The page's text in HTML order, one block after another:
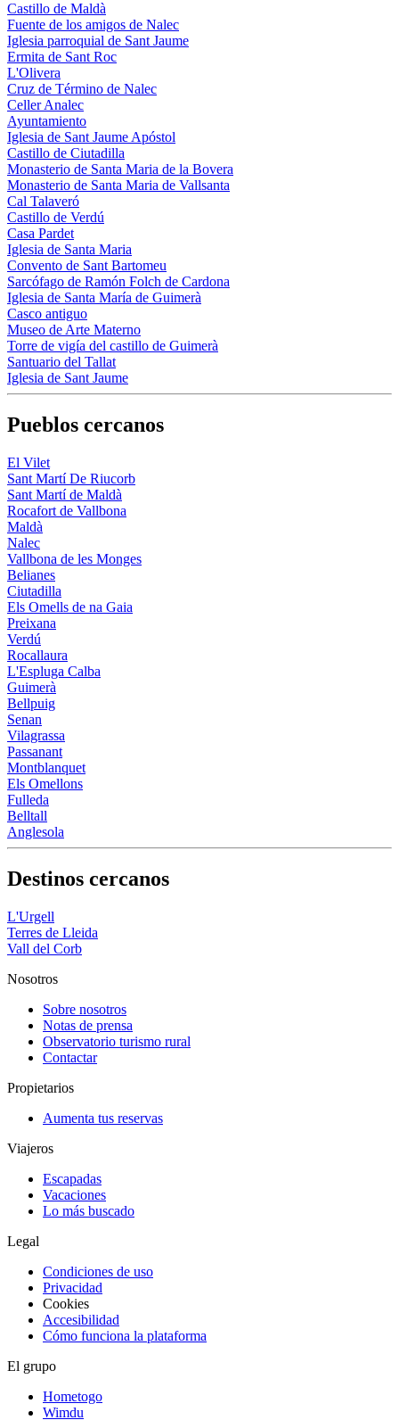
Castillo de Maldà
Fuente de los amigos de Nalec
Iglesia parroquial de Sant Jaume
Ermita de Sant Roc
L'Olivera
Cruz de Término de Nalec
Celler Analec
Ayuntamiento
Iglesia de Sant Jaume Apóstol
Castillo de Ciutadilla
Monasterio de Santa Maria de la Bovera
Monasterio de Santa Maria de Vallsanta
Cal Talaveró
Castillo de Verdú
Casa Pardet
Iglesia de Santa Maria
Convento de Sant Bartomeu
Sarcófago de Ramón Folch de Cardona
Iglesia de Santa María de Guimerà
Casco antiguo
Museo de Arte Materno
Torre de vigía del castillo de Guimerà
Santuario del Tallat
Iglesia de Sant Jaume
Pueblos cercanos
El Vilet
Sant Martí De Riucorb
Sant Martí de Maldà
Rocafort de Vallbona
Maldà
Nalec
Vallbona de les Monges
Belianes
Ciutadilla
Els Omells de na Gaia
Preixana
Verdú
Rocallaura
L'Espluga Calba
Guimerà
Bellpuig
Senan
Vilagrassa
Passanant
Montblanquet
Els Omellons
Fulleda
Belltall
Anglesola
Destinos cercanos
L'Urgell
Terres de Lleida
Vall del Corb
Nosotros
Sobre nosotros
Notas de prensa
Observatorio turismo rural
Contactar
Propietarios
Aumenta tus reservas
Viajeros
Escapadas
Vacaciones
Lo más buscado
Legal
Condiciones de uso
Privacidad
Cookies
Accesibilidad
Cómo funciona la plataforma
El grupo
Hometogo
Wimdu